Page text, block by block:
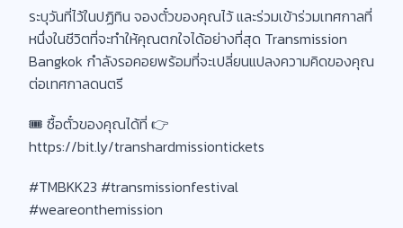
ระบุวันที่ไว้ในปฏิทิน จองตั๋วของคุณไว้ และร่วมเข้าร่วมเทศกาลที่
หนึ่งในชีวิตที่จะทำให้คุณตกใจได้อย่างที่สุด Transmission
Bangkok กำลังรอคอยพร้อมที่จะเปลี่ยนแปลงความคิดของคุณ
ต่อเทศกาลดนตรี
🎟 ซื้อตั๋วของคุณได้ที่ 👉
https://bit.ly/transhardmissiontickets
#TMBKK23 #transmissionfestival
#weareonthemission